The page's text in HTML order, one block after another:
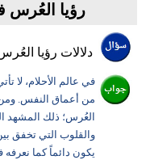
رؤيا العُرس
دلالات رؤيا
في عالم الأحلام، لا
من أعماق النفس. ومن
العُرس؛ ذلك المشهد
والقلوب التي تخفق
يكون دائماً كما